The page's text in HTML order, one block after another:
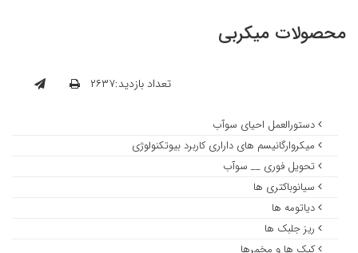
محصولات میکربی
تعداد بازدید:۲۶۳۷
دستورالعمل احیای سوآب
میکروارگانیسم های داراری کاربرد بیوتکنولوژی
تحویل فوری __ سوآب
سیانوباکتری ها
دیاتومه ها
ریز جلبک ها
کپک ها و مخمرها